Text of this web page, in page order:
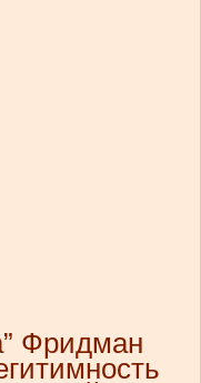
Фридман